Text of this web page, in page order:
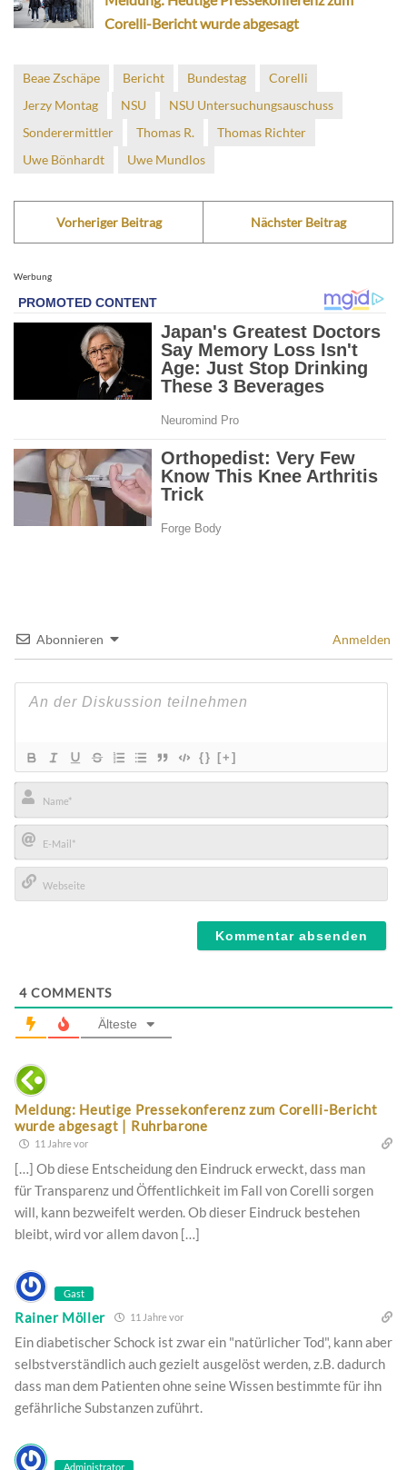
Corelli-Bericht wurde abgesagt
Beae Zschäpe Bericht Bundestag
Corelli
Jerzy Montag
NSU
NSU Untersuchungsauschuss
Sonderermittler
Thomas R.
Thomas Richter
Uwe Bönhardt
Uwe Mundlos
Vorheriger Beitrag Nächster Beitrag
Werbung
Abonnieren Anmelden
{} [+]
Name*
E-
Mail*
4 COMMENTS
Älteste
Meldung: Heutige Pressekonferenz zum Corelli-Bericht
wurde abgesagt | Ruhrbarone
11 Jahre vor
[…] Ob diese Entscheidung den Eindruck erweckt, dass man
für Transparenz und Öffentlichkeit im Fall von Corelli sorgen
will, kann bezweifelt werden. Ob dieser Eindruck bestehen
bleibt, wird vor allem davon […]
Gast
Rainer Möller 11 Jahre vor
Ein diabetischer Schock ist zwar ein "natürlicher Tod", kann aber
selbstverständlich auch gezielt ausgelöst werden, z.B. dadurch
dass man dem Patienten ohne seine Wissen bestimmte für ihn
gefährliche Substanzen zuführt.
Administrator